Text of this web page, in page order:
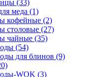
(33)
меда (1)
кофейные (2)
столовые (27)
чайные (35)
(54)
для блинов (9)
WOK (3)